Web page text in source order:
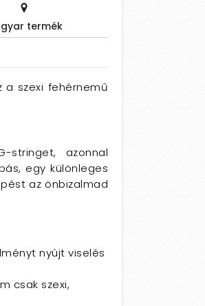
termék
szexi fehérnemű
azonnal
egy különleges
az önbizalmad
nyújt viselés
csak szexi,